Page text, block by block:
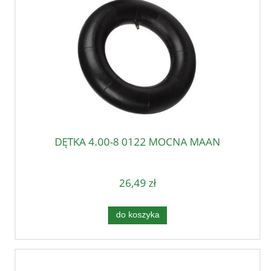
DĘTKA 4.00-8 0122 MOCNA MAAN
26,49 zł
do koszyka